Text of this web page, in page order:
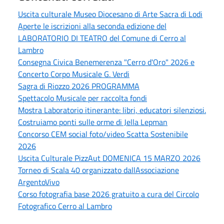
Uscita culturale Museo Diocesano di Arte Sacra di Lodi
Aperte le iscrizioni alla seconda edizione del
LABORATORIO DI TEATRO del Comune di Cerro al
Lambro
Consegna Civica Benemerenza "Cerro d'Oro" 2026 e
Concerto Corpo Musicale G. Verdi
Sagra di Riozzo 2026 PROGRAMMA
Spettacolo Musicale per raccolta fondi
Mostra Laboratorio itinerante: libri, educatori silenziosi.
Costruiamo ponti sulle orme di Jella Lepman
Concorso CEM social foto/video Scatta Sostenibile
2026
Uscita Culturale PizzAut DOMENICA 15 MARZO 2026
Torneo di Scala 40 organizzato dallAssociazione
ArgentoVivo
Corso fotografia base 2026 gratuito a cura del Circolo
Fotografico Cerro al Lambro